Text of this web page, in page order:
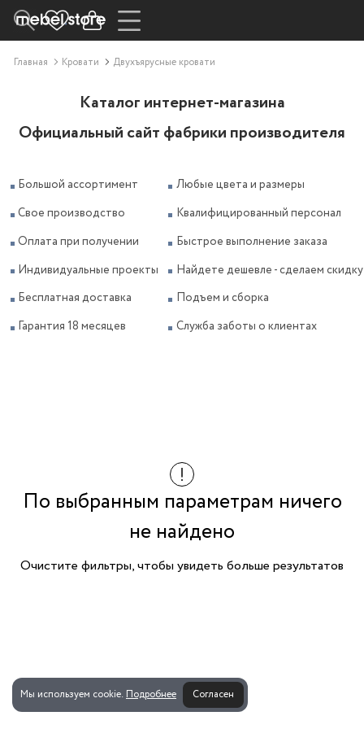
Мы используем cookie. Подробнее Согласен
Главная Кровати Двухъярусные кровати
Каталог интернет-магазина
Официальный сайт фабрики производителя
Большой ассортимент Любые цвета и размеры
Индивидуальные проекты Найдете дешевле - сделаем скидку
Свое производство
Квалифицированный персонал
Оплата при получении
Быстрое выполнение заказа
Бесплатная доставка
Подъем и сборка
Гарантия 18 месяцев
Служба заботы о клиентах
По выбранным параметрам ничего
не найдено
Очистите фильтры, чтобы увидеть больше результатов